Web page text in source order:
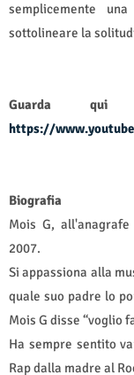
semplicemente
sottolineare la
Guarda qui
https://
Biografia
Mois G,
2007.
Si appassiona alla
quale suo padre lo
Mois G disse “voglio
Ha sempre sentito
Rap dalla madre al